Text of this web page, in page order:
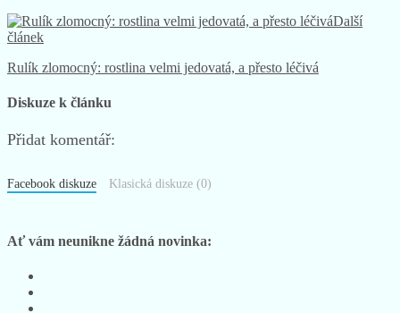
Další
článek
Rulík zlomocný: rostlina velmi jedovatá, a přesto léčivá
Diskuze k článku
Přidat komentář:
Facebook diskuze Klasická diskuze (0)
Ať vám neunikne žádná novinka: